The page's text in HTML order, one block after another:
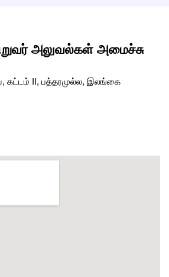
அலுவல்கள் அமைச்சு
கட்டம் II, பத்தரமுல்ல, இலங்கை